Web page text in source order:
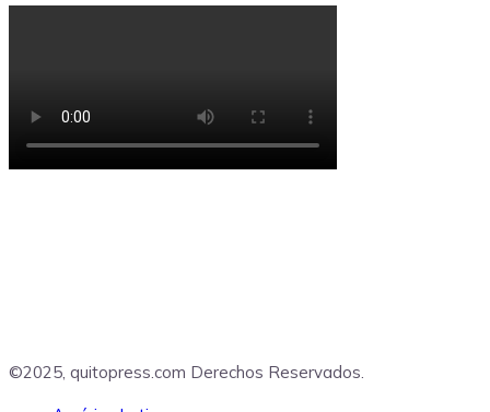
©2025, quitopress.com Derechos Reservados.